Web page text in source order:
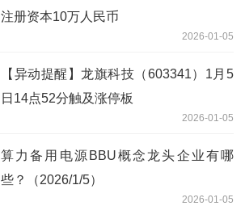
注册资本10万人民币
2026-01-05
【异动提醒】龙旗科技（603341）1月5
日14点52分触及涨停板
2026-01-05
算力备用电源BBU概念龙头企业有哪
些？（2026/1/5）
2026-01-05